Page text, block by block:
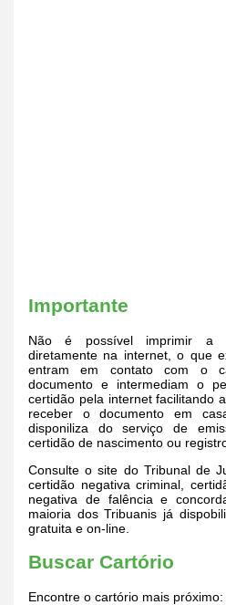
Importante
Não é possível imprimir a
diretamente na internet, o que
entram em contato com o
documento e intermediam o
certidão pela internet facilitando
receber o documento em
disponiliza do serviço de
certidão de nascimento ou
Consulte o site do Tribunal de
certidão negativa criminal,
negativa de falência e
maioria dos Tribuanis já
gratuita e on-line.
Buscar Cartório
Encontre o cartório mais próximo: